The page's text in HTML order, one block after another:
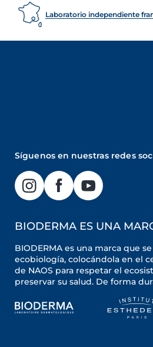
Laboratorio independiente
Síguenos en nuestras redes
BIODERMA ES UNA
BIODERMA es una marca que
ecobiología, colocándola en el
de NAOS para respetar el
preservar su salud. De forma